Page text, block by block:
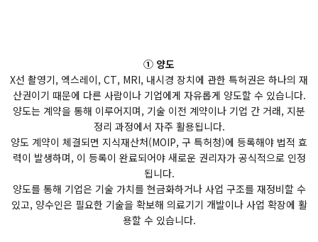
① 양도
X선 촬영기, 엑스레이, CT, MRI, 내시경 장치에 관한 특허권은 하나의 재
산권이기 때문에 다른 사람이나 기업에게 자유롭게 양도할 수 있습니다.
양도는 계약을 통해 이루어지며, 기술 이전 계약이나 기업 간 거래, 지분
정리 과정에서 자주 활용됩니다.
양도 계약이 체결되면 지식재산처(MOIP, 구 특허청)에 등록해야 법적 효
력이 발생하며, 이 등록이 완료되어야 새로운 권리자가 공식적으로 인정
됩니다.
양도를 통해 기업은 기술 가치를 현금화하거나 사업 구조를 재정비할 수
있고, 양수인은 필요한 기술을 확보해 의료기기 개발이나 사업 확장에 활
용할 수 있습니다.